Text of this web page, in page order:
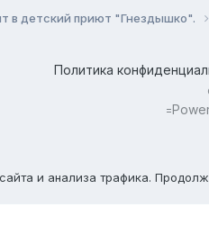
в детский приют "Гнездышко".
Политика
=
и анализа трафика.